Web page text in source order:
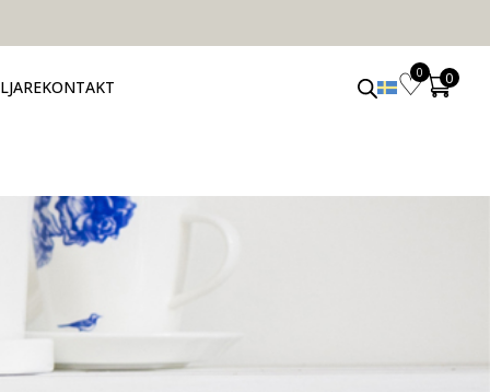
KONTAKT 0